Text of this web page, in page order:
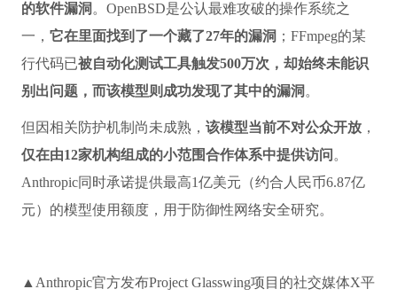
的软件漏洞 。OpenBSD是公认最难攻破的操作系统之
一， 它在里面找到了一个藏了27年的漏洞 ；FFmpeg的某
行代码已被自动化测试工具触发500万次，却始终未能识
别出问题，而该模型则成功发现了其中的漏洞 。
但因相关防护机制尚未成熟， 该模型当前不对公众开放，
仅在由12家机构组成的小范围合作体系中提供访问 。
Anthropic同时承诺提供最高1亿美元（约合人民币6.87亿
元）的模型使用额度，用于防御性网络安全研究。
▲Anthropic官方发布Project Glasswing项目的社交媒体X平